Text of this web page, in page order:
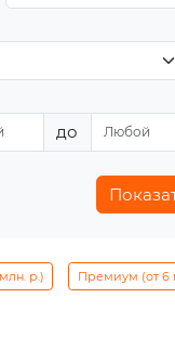
до
р.) Премиум (от 6